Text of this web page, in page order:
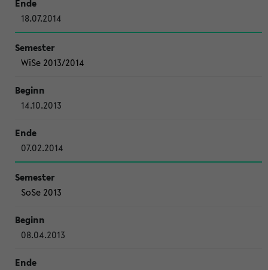
18.07.2014
WiSe 2013/2014
14.10.2013
07.02.2014
SoSe 2013
08.04.2013